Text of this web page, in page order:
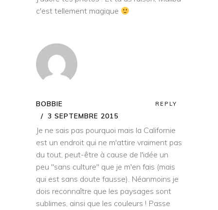
c'est tellement magique
BOBBIE
3 SEPTEMBRE 2015
REPLY
Je ne sais pas pourquoi mais la Californie
est un endroit qui ne m'attire vraiment pas
du tout, peut-être à cause de l'idée un
peu "sans culture" que je m'en fais (mais
qui est sans doute fausse). Néanmoins je
dois reconnaître que les paysages sont
sublimes, ainsi que les couleurs ! Passe